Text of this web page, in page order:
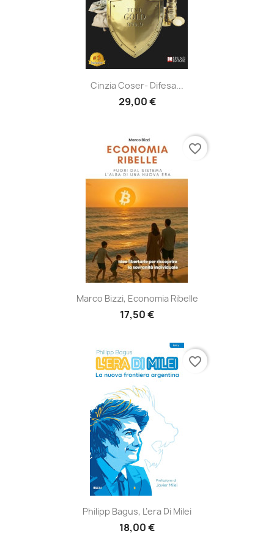
Cinzia Coser- Difesa...
29,00 €
Marco Bizzi, Economia Ribelle
17,50 €
favorite_border
Philipp Bagus, L’era Di Milei
18,00 €
favorite_border